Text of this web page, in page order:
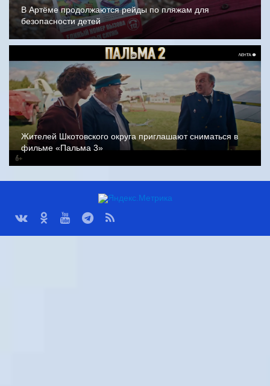
В Артёме продолжаются рейды по пляжам для
безопасности детей
Жителей Шкотовского округа приглашают сниматься в
фильме «Пальма 3»